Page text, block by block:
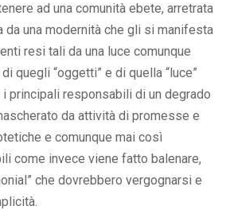
ad una comunità ebete, arretrata
da una modernità che gli si manifesta
resi tali da una luce comunque
quegli “oggetti” e di quella “luce”
principali responsabili di un degrado
da attività di promesse e
e comunque mai così
come invece viene fatto balenare,
che dovrebbero vergognarsi e